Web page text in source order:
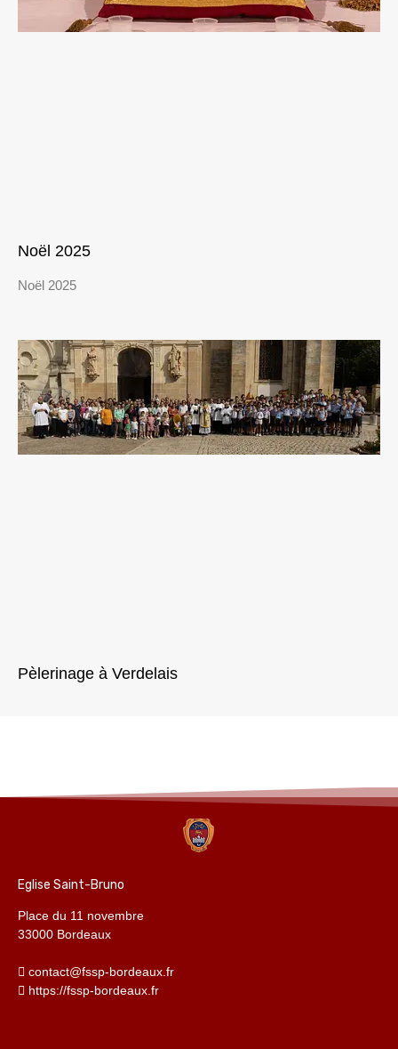
Noël 2025
Noël 2025
Pèlerinage à Verdelais
Eglise Saint-Bruno
Place du 11 novembre
33000 Bordeaux
contact@fssp-bordeaux.fr
https://fssp-bordeaux.fr